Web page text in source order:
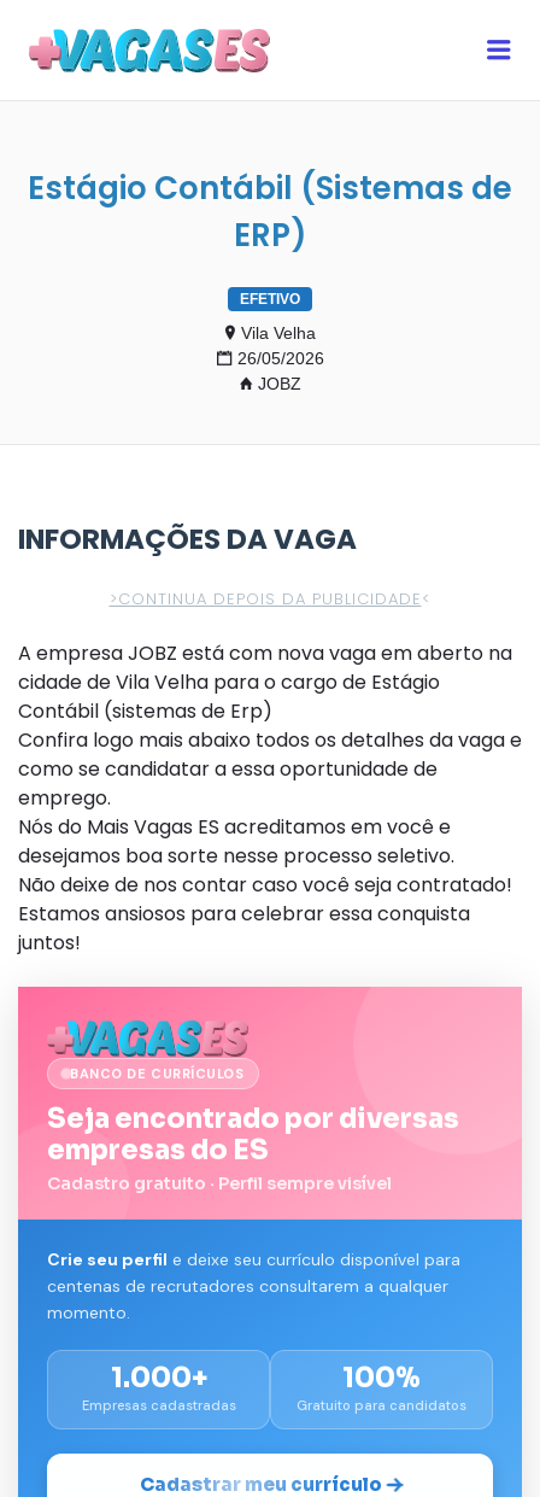
Estágio Contábil (Sistemas de
ERP)
EFETIVO
Vila Velha
26/05/2026
JOBZ
INFORMAÇÕES DA VAGA
>CONTINUA DEPOIS DA PUBLICIDADE<
A empresa JOBZ está com nova vaga em aberto na
cidade de Vila Velha para o cargo de Estágio
Contábil (sistemas de Erp)
Confira logo mais abaixo todos os detalhes da vaga e
como se candidatar a essa oportunidade de
emprego.
Nós do Mais Vagas ES acreditamos em você e
desejamos boa sorte nesse processo seletivo.
Não deixe de nos contar caso você seja contratado!
Estamos ansiosos para celebrar essa conquista
juntos!
BANCO DE CURRÍCULOS
Seja encontrado por diversas
empresas do ES
Cadastro gratuito · Perfil sempre visível
Crie seu perfil e deixe seu currículo disponível para
centenas de recrutadores consultarem a qualquer
momento.
1.000+
Empresas cadastradas
100%
Gratuito para candidatos
Cadastrar meu currículo